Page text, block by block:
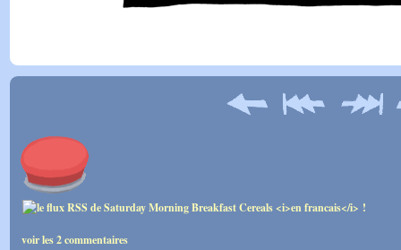
voir les 2 commentaires